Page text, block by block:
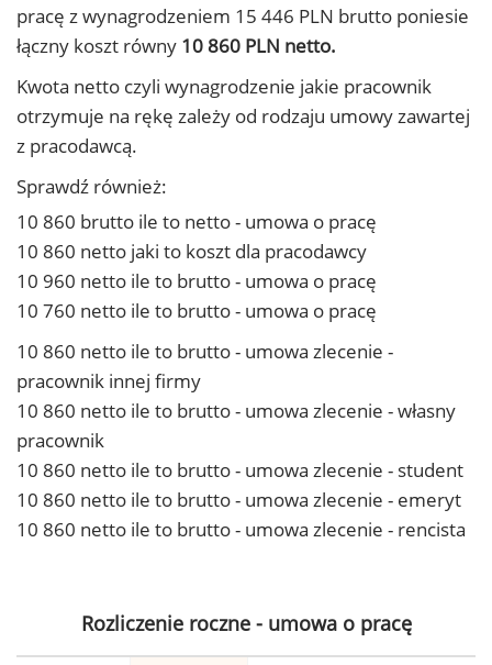
pracę z wynagrodzeniem 15 446 PLN brutto poniesie
łączny koszt równy 10 860 PLN netto.
Kwota netto czyli wynagrodzenie jakie pracownik
otrzymuje na rękę zależy od rodzaju umowy zawartej
z pracodawcą.
Sprawdź również:
10 860 brutto ile to netto - umowa o pracę
10 860 netto jaki to koszt dla pracodawcy
10 960 netto ile to brutto - umowa o pracę
10 760 netto ile to brutto - umowa o pracę
10 860 netto ile to brutto - umowa zlecenie -
pracownik innej firmy
10 860 netto ile to brutto - umowa zlecenie - własny
pracownik
10 860 netto ile to brutto - umowa zlecenie - student
10 860 netto ile to brutto - umowa zlecenie - emeryt
10 860 netto ile to brutto - umowa zlecenie - rencista
Rozliczenie roczne - umowa o pracę